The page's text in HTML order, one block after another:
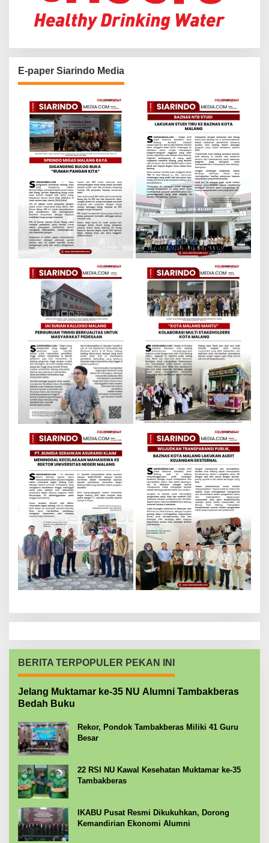
E-paper Siarindo Media
BERITA TERPOPULER PEKAN INI
Jelang Muktamar ke-35 NU Alumni Tambakberas
Bedah Buku
Rekor, Pondok Tambakberas Miliki 41 Guru
Besar
22 RSI NU Kawal Kesehatan Muktamar ke-35
Tambakberas
IKABU Pusat Resmi Dikukuhkan, Dorong
Kemandirian Ekonomi Alumni